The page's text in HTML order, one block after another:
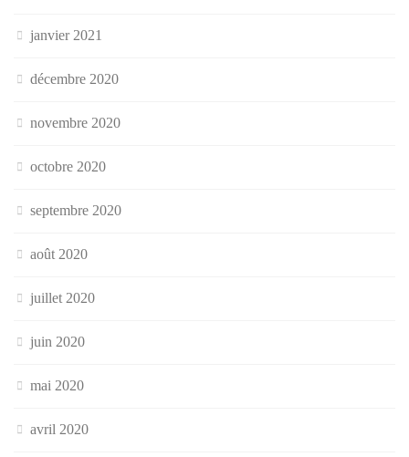
janvier 2021
décembre 2020
novembre 2020
octobre 2020
septembre 2020
août 2020
juillet 2020
juin 2020
mai 2020
avril 2020